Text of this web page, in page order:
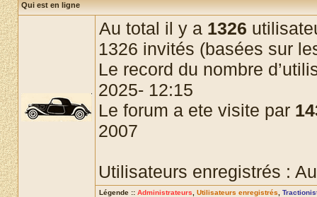
Qui est en ligne
Au total il y a 1326
1326 invités (basées sur
Le record du nombre
2025- 12:15
Le forum a ete visite par
2007
Utilisateurs enregistrés :
Légende :: Administrateurs Utilisateurs enregistrés